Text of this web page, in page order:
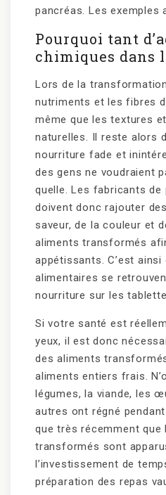
pancréas. Les exemples
Pourquoi tant
chimiques dans
Lors de la
nutriments et les fibres
même que les textures
naturelles. Il reste alors
nourriture fade et
des gens ne voudraient
quelle. Les fabricants
doivent donc rajouter
saveur, de la couleur et
aliments transformés
appétissants. C’est
alimentaires se
nourriture sur les
Si votre santé est
yeux, il est donc
des aliments
aliments entiers frais.
légumes, la viande, les
autres ont régné
que très récemment que
transformés sont
l’investissement de
préparation des repas